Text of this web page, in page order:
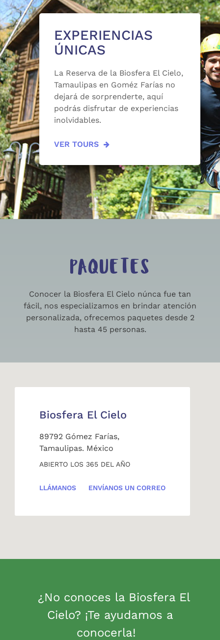
EXPERIENCIAS
ÚNICAS
La Reserva de la Biosfera El Cielo,
Tamaulipas en Goméz Farías no
dejará de sorprenderte, aquí
podrás disfrutar de experiencias
inolvidables.
VER TOURS
PAQUETES
Conocer la Biosfera El Cielo núnca fue tan
fácil, nos especializamos en brindar atención
personalizada, ofrecemos paquetes desde 2
hasta 45 personas.
Biosfera El Cielo
89792 Gómez Farías,
Tamaulipas. México
ABIERTO LOS 365 DEL AÑO
LLÁMANOS ENVÍANOS UN CORREO
¿No conoces la Biosfera El
Cielo? ¡Te ayudamos a
conocerla!